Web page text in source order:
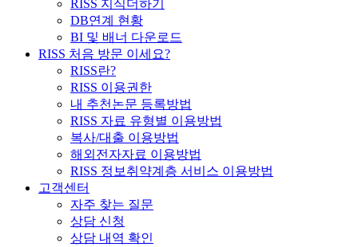
RISS 지식더하기
DB연계 현황
BI 및 배너 다운로드
RISS 처음 방문 이세요?
RISS란?
RISS 이용권한
내 추천논문 등록방법
RISS 자료 유형별 이용방법
복사/대출 이용방법
해외전자자료 이용방법
RISS 정보취약계층 서비스 이용방법
고객센터
자주 찾는 질문
상담 신청
상담 내역 확인